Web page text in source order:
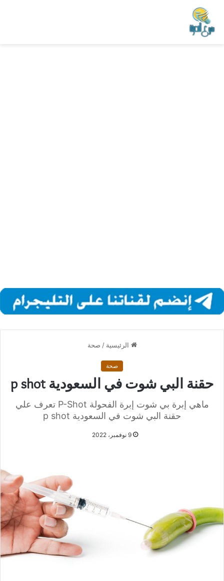
الرئيسية / صحة
صحة
حقنة البي شوت في السعودية p shot
ماهي إبرة بي شوت إبرة الفحولة P-Shot تعرف علي
حقنة البي شوت في السعودية p shot
9 نوفمبر، 2022